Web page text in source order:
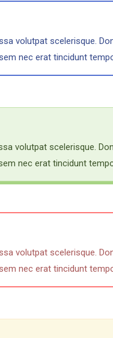
volutpat scelerisque.
nec erat tincidunt
volutpat scelerisque.
nec erat tincidunt
volutpat scelerisque.
nec erat tincidunt